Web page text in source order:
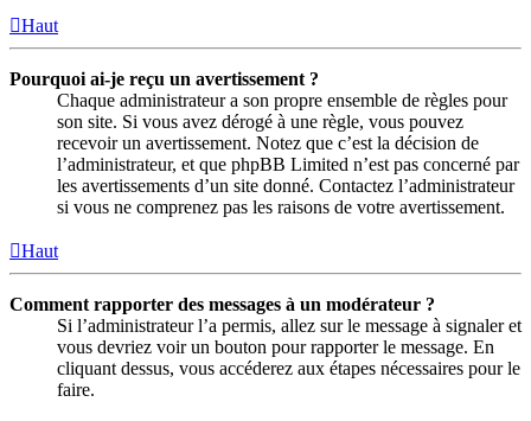
Haut
Pourquoi ai-je reçu un avertissement ?
Chaque administrateur a son propre ensemble de règles pour
son site. Si vous avez dérogé à une règle, vous pouvez
recevoir un avertissement. Notez que c’est la décision de
l’administrateur, et que phpBB Limited n’est pas concerné par
les avertissements d’un site donné. Contactez l’administrateur
si vous ne comprenez pas les raisons de votre avertissement.
Haut
Comment rapporter des messages à un modérateur ?
Si l’administrateur l’a permis, allez sur le message à signaler et
vous devriez voir un bouton pour rapporter le message. En
cliquant dessus, vous accéderez aux étapes nécessaires pour le
faire.